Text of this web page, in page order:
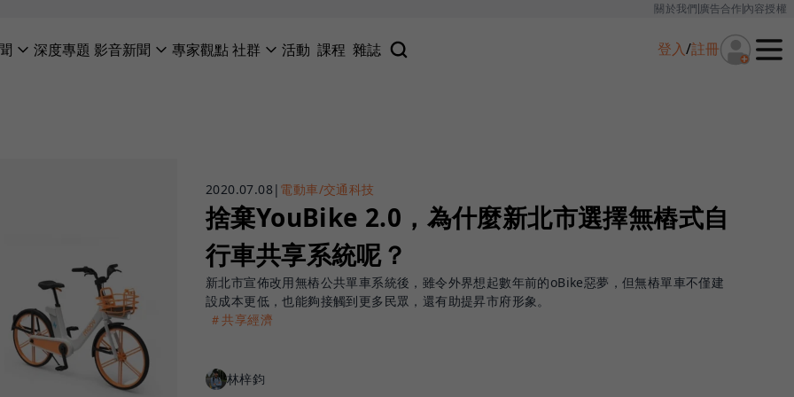
關於我們廣告合作內容授權
深度專題 影音新聞 專家觀點社群 活動 課程 雜誌 登入/註冊
2020.07.08| 電動車/交通科技
捨棄YouBike 2.0，為什麼新北市選擇無樁式自
行車共享系統呢？
新北市宣佈改用無樁公共單車系統後，雖令外界想起數年前的oBike惡夢，但無樁單車不僅建
設成本更低，也能夠接觸到更多民眾，還有助提昇市府形象。
＃共享經濟
林梓鈞